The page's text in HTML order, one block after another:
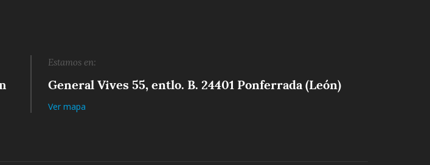
Estamos en:
General Vives 55, entlo. B. 24401 Ponferrada (León)
Ver mapa